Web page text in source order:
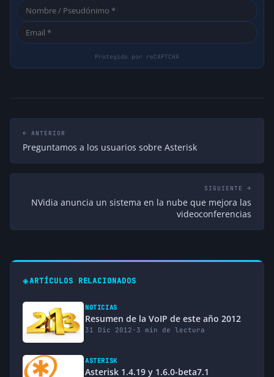
← ANTERIOR
Preguntamos a los usuarios sobre Asterisk
SIGUIENTE →
NVidia anuncia un sistema en la nube que mejora las
videoconferencias
◈ARTÍCULOS RELACIONADOS
NOTICIAS
Resumen de la VoIP de este año 2012
31 Dic 2012 · 3 min de lectura
ASTERISK
Asterisk 1.4.19 y 1.6.0-beta7.1